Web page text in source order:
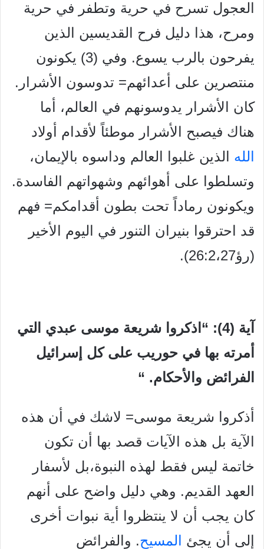
العجول تسرح في حرية وتطفر في حرية
ومرح، هذا دليل فرح القديسين الذين
يفرحون بالرب يسوع. وفي (3) يكونون
منتصرين على أعدائهم= تدوسون الأشرار.
كان الأشرار يدوسونهم في العالم، أما
هناك فيصبح الأشرار موطئاً لأقدام أولاد
الله الذين غلبوا العالم وداسوه بالإيمان،
وتسلطوا على أهوائهم وشهواتهم الفاسدة.
ويكونون رماداً تحت بطون أقدامكم= فهم
قد احترقوا بنيران التنور في اليوم الأخير
(رؤ26:2،27).
آية (4): “اذكروا شريعة موسى عبدي التي
أمرته بها في حوريب على كل إسرائيل
الفرائض والأحكام. “
أذكروا شريعة موسى= لاشك في أن هذه
الآية بل هذه الآيات قصد بها أن تكون
خاتمة ليس فقط لهذه النبوة،بل لأسفار
العهد القديم. وهي دليل واضح على أنهم
كان يجب أن لا ينتظروا أية نبوات أخرى
إلى أن يجئ
المسيح. والفرائض